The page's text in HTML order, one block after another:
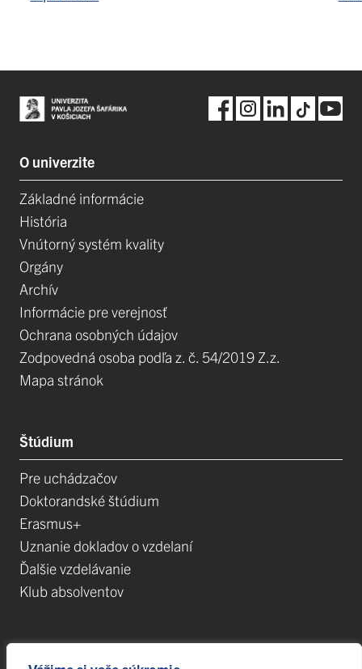
O univerzite
Základné informácie
História
Vnútorný systém kvality
Orgány
Archív
Informácie pre verejnosť
Ochrana osobných údajov
Zodpovedná osoba podľa z. č. 54/2019 Z.z.
Mapa stránok
Štúdium
Pre uchádzačov
Doktorandské štúdium
Erasmus+
Uznanie dokladov o vzdelaní
Ďalšie vzdelávanie
Klub absolventov